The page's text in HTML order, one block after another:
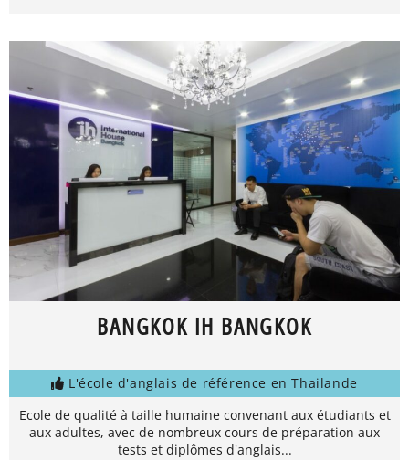
BANGKOK IH BANGKOK
L'école d'anglais de référence en Thailande
Ecole de qualité à taille humaine convenant aux étudiants et
aux adultes, avec de nombreux cours de préparation aux
tests et diplômes d'anglais...